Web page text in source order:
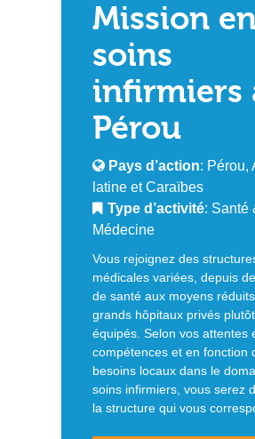
Mission
soins
infirmiers
Pérou
Pays d’action: Pérou,
latine et Caraïbes
Type d’activité: Santé
Médecine
Vous rejoignez des
médicales variées, depuis
de santé aux moyens
grands hôpitaux privés
équipés. Selon vos attentes
compétences et en fonction
besoins locaux dans le
soins infirmiers, vous serez
la structure qui vous